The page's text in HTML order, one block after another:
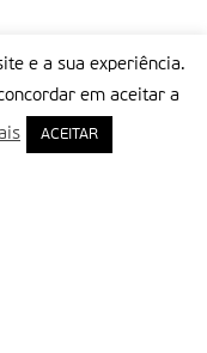
e a sua experiência.
em aceitar a
ACEITAR